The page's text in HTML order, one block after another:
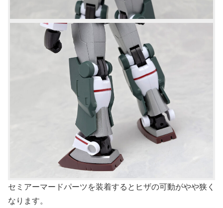
セミアーマードパーツを装着するとヒザの可動がやや狭く
なります。